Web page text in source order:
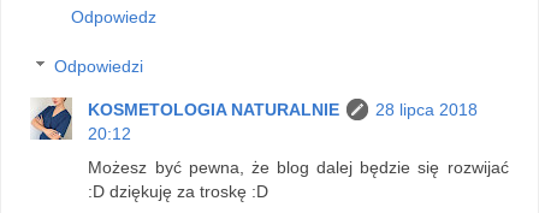
Odpowiedz
Odpowiedzi
KOSMETOLOGIA NATURALNIE
28 lipca 2018
20:12
Możesz być pewna, że blog dalej będzie się rozwijać
:D dziękuję za troskę :D